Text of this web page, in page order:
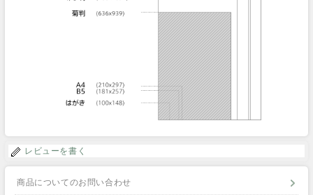
レビューを書く
商品についてのお問い合わせ